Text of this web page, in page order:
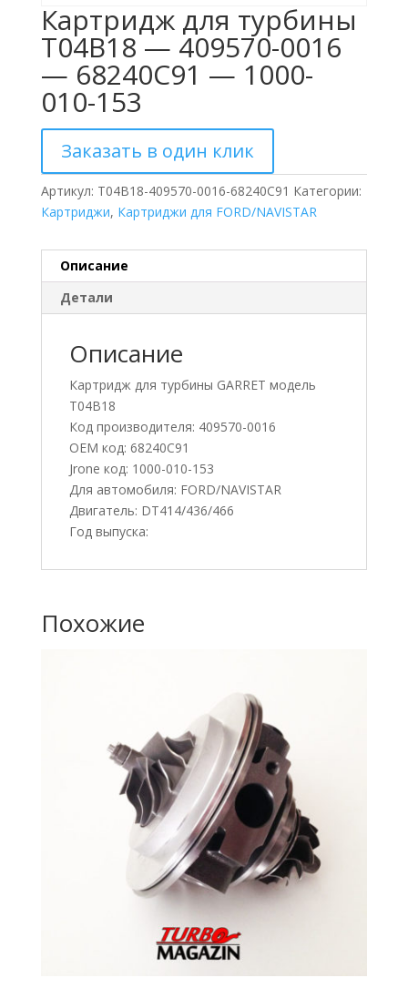
Картридж для турбины
T04B18 — 409570-0016
— 68240C91 — 1000-
010-153
Заказать в один клик
Артикул: T04B18-409570-0016-68240C91 Категории:
Картриджи, Картриджи для FORD/NAVISTAR
Описание
Детали
Описание
Картридж для турбины GARRET модель
T04B18
Код производителя: 409570-0016
OEM код: 68240C91
Jrone код: 1000-010-153
Для автомобиля: FORD/NAVISTAR
Двигатель: DT414/436/466
Год выпуска:
Похожие